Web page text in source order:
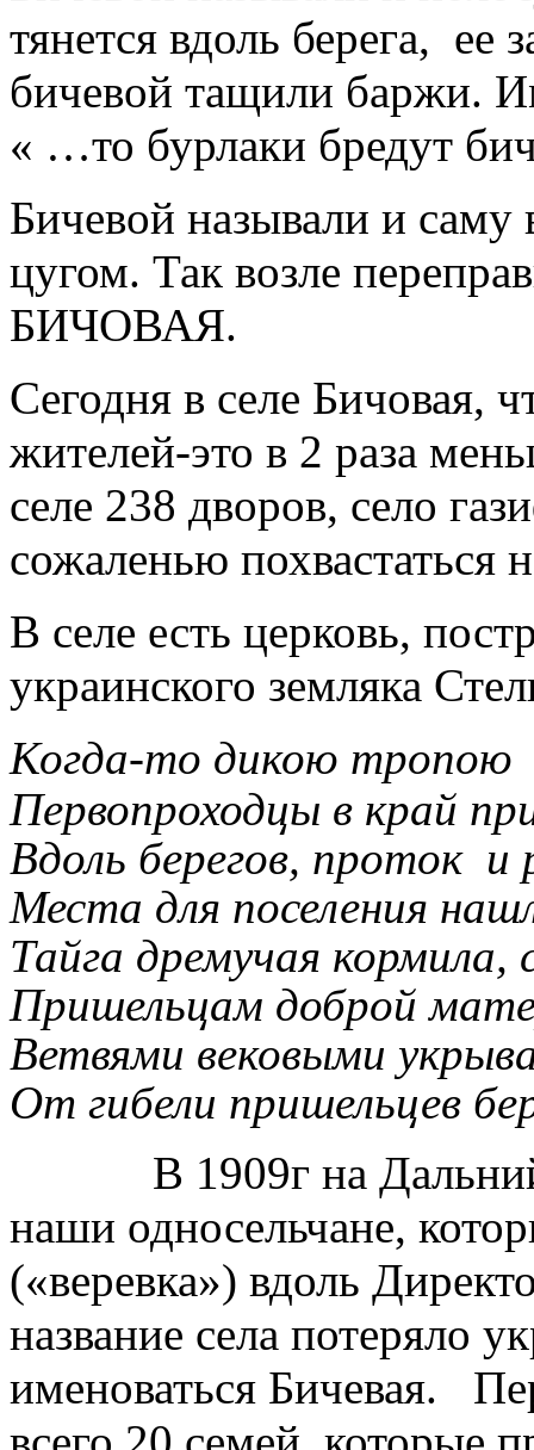
тянется вдоль берега, ее
бичевой тащили баржи.
« …то бурлаки бредут
Бичевой называли и саму
цугом. Так возле
БИЧОВАЯ.
Сегодня в селе Бичовая,
жителей-это в 2 раза
селе 238 дворов, село
сожаленью похвастаться
В селе есть церковь,
украинского земляка
Когда-то дикою тропою
Первопроходцы в край
Вдоль берегов, проток и
Места для поселения
Тайга дремучая кормила,
Пришельцам доброй
Ветвями вековыми
От гибели пришельцев
В 1909г на Дальний
наши односельчане,
(«веревка») вдоль
название села потеряло
именоваться Бичевая.